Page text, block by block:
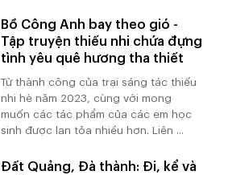
Bồ Công Anh bay theo gió -
Tập truyện thiếu nhi chứa đựng
tình yêu quê hương tha thiết
Từ thành công của trại sáng tác thiếu
nhi hè năm 2023, cùng với mong
muốn các tác phẩm của các em học
sinh được lan tỏa nhiều hơn. Liên ...
Đất Quảng, Đà thành: Đi, kể và